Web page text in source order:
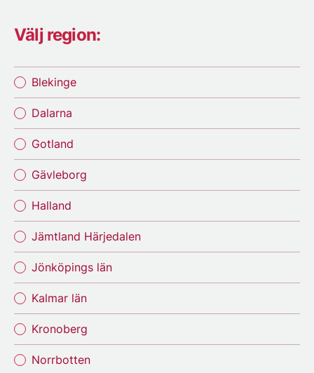
Välj region:
Blekinge
Dalarna
Gotland
Gävleborg
Halland
Jämtland Härjedalen
Jönköpings län
Kalmar län
Kronoberg
Norrbotten